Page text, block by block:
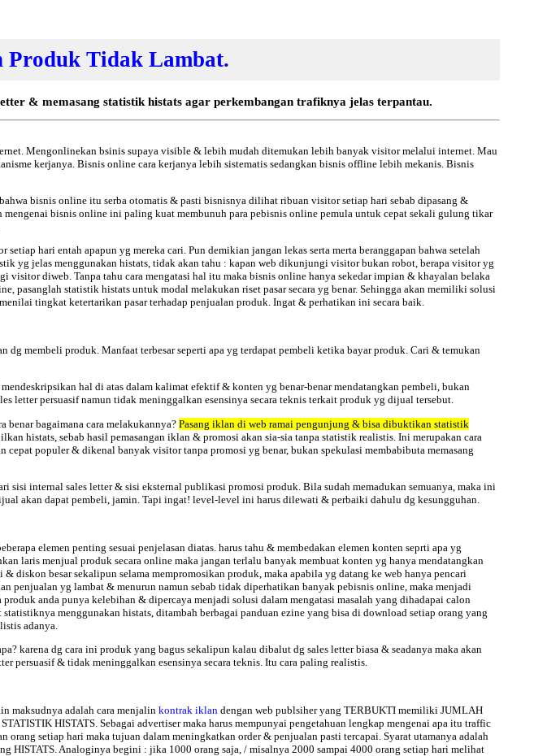
Produk Tidak Lambat.
& memasang statistik histats agar perkembangan trafiknya jelas terpantau.
Mengonlinekan bsinis supaya visible & lebih mudah ditemukan lebih banyak visitor melalui internet. Mau
kerjanya. Bisnis online cara kerjanya lebih sistematis sedangkan bisnis offline lebih mekanis. Bisnis
bisnis online itu serba otomatis & pasti bisnisnya dilihat ribuan visitor setiap hari sebab dipasang &
bisnis online ini paling kuat membunuh para pebisnis online pemula untuk cepat sekali gulung tikar
hari entah apapun yg mereka cari. Pun demikian jangan lekas serta merta beranggapan bahwa setelah
yg jelas menggunakan histats, tidak akan tahu : kapan web dikunjungi visitor bukan robot, berapa visitor yg
diweb. Tanpa tahu cara mengatasi hal itu maka bisnis online hanya sekedar impian & khayalan belaka
pasanglah statistik histats untuk modal melakukan riset pasar secara yg benar. Sehingga akan memiliki solusi
tingkat ketertarikan pasar terhadap penjualan produk. Ingat & perhatikan ini secara baik.
membeli produk. Manfaat terbesar seperti apa yg terdapat pembeli ketika bayar produk. Cari & temukan
hal di atas dalam kalimat efektif & konten yg benar-benar mendatangkan pembeli, bukan
letter persuasif namun tidak meninggalkan esensinya secara teknis terkait produk yg dijual tersebut.
benar bagaimana cara melakukannya? Pasang iklan di web ramai pengunjung & bisa dibuktikan statistik
histats, sebab hasil pemasangan iklan & promosi akan sia-sia tanpa statistik realistis. Ini merupakan cara
populer & dikenal banyak visitor tanpa promosi yg benar, bukan spekulasi membabibuta memasang
internal sales letter & sisi eksternal publikasi promosi produk. Bila sudah memadukan semuanya, maka ini
akan dapat pembeli, jamin. Tapi ingat! level-level ini harus dilewati & perbaiki dahulu dg kesungguhan.
elemen penting sesuai penjelasan diatas. harus tahu & membedakan elemen konten seprti apa yg
laris menjual produk secara online maka jangan terlalu banyak membuat konten yg hanya mendatangkan
besar sekalipun selama mempromosikan produk, maka apabila yg datang ke web hanya pencari
penjualan yg lambat & menurun namun sebab tidak diperhatikan banyak pebisnis online, maka menjadi
anda punya kelebihan & dipercaya menjadi solusi dalam mengatasi masalah yang dihadapai calon
menggunakan histats, ditambah berbagai panduan ezine yang bisa di download setiap orang yang
adanya.
karena dg cara ini produk yang bagus sekalipun kalau dibalut dg sales letter biasa & seadanya maka akan
persuasif & tidak meninggalkan esensinya secara teknis. Itu cara paling realistis.
maksudnya adalah cara menjalin kontrak iklan dengan web publsiher yang TERBUKTI memiliki JUMLAH
HISTATS. Sebagai advertiser maka harus mempunyai pengetahuan lengkap mengenai apa itu traffic
setiap hari maka tujuan dalam meningkatkan order & penjualan pasti tercapai. Syarat utamanya adalah
Analoginya begini : jika 1000 orang saja, / misalnya 2000 sampai 4000 orang setiap hari melihat